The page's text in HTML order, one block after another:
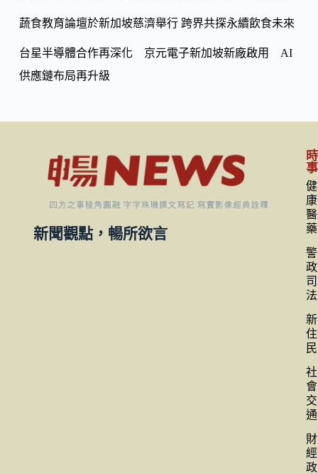
蔬食教育論壇於新加坡慈濟舉行 跨界共探永續飲食未來
台星半導體合作再深化 京元電子新加坡新廠啟用 AI
供應鏈布局再升級
新聞觀點，暢所欲言
時
事
健
康
醫
藥
警
政
司
法
新
住
民
社
會
交
通
財
經
政